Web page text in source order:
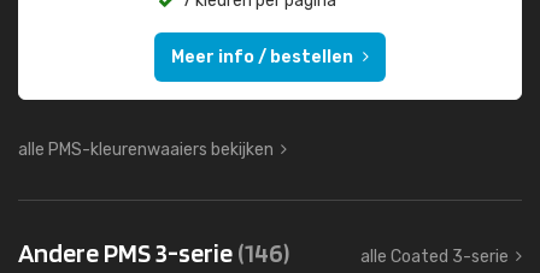
Meer info / bestellen
alle PMS-kleurenwaaiers bekijken
Andere PMS 3-serie(146) alle Coated 3-serie